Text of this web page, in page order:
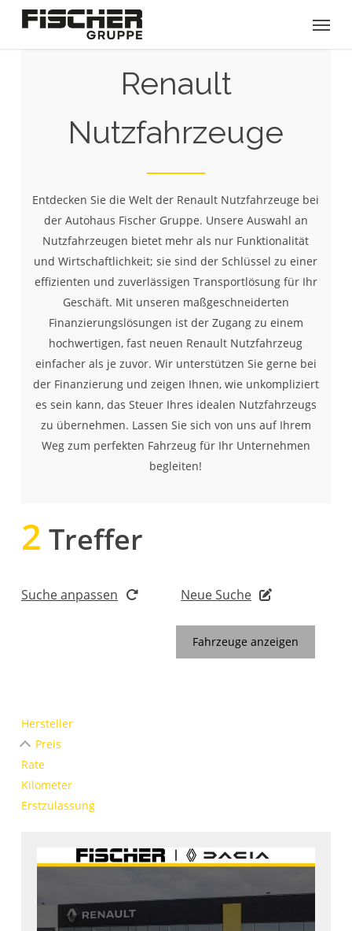
main
Menu
Renault
Nutzfahrzeuge
Entdecken Sie die Welt der Renault Nutzfahrzeuge bei
der Autohaus Fischer Gruppe. Unsere Auswahl an
Nutzfahrzeugen bietet mehr als nur Funktionalität
und Wirtschaftlichkeit; sie sind der Schlüssel zu einer
effizienten und zuverlässigen Transportlösung für Ihr
Geschäft. Mit unseren maßgeschneiderten
Finanzierungslösungen ist der Zugang zu einem
hochwertigen, fast neuen Renault Nutzfahrzeug
einfacher als je zuvor. Wir unterstützen Sie gerne bei
der Finanzierung und zeigen Ihnen, wie unkompliziert
es sein kann, das Steuer Ihres idealen Nutzfahrzeugs
zu übernehmen. Lassen Sie sich von uns auf Ihrem
Weg zum perfekten Fahrzeug für Ihr Unternehmen
begleiten!
2 Treffer
Suche anpassen Neue Suche
Fahrzeuge anzeigen
Hersteller
Preis
Rate
Kilometer
Erstzulassung